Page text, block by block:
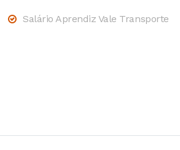
Salário Aprendiz Vale Transporte